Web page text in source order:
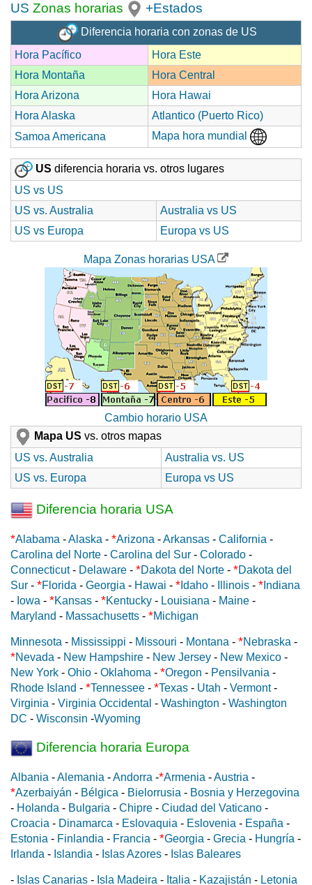
US Zonas horarias +Estados
Diferencia horaria con zonas de US
Hora Pacífico
Hora Este
Hora Montaña
Hora Central
Hora Arizona
Hora Hawai
Hora Alaska
Atlantico (Puerto Rico)
Samoa Americana
Mapa hora mundial
US diferencia horaria vs. otros lugares
US vs US
US vs. Australia
Australia vs US
US vs Europa
Europa vs US
Mapa Zonas horarias USA
Cambio horario USA
Mapa US vs. otros mapas
US vs. Australia
Australia vs. US
US vs. Europa
Europa vs US
Diferencia horaria USA
*Alabama -Alaska - *Arizona -Arkansas - California -
Carolina del Norte - Carolina del Sur - Colorado -
Connecticut- Delaware - *Dakota del Norte - *Dakota del
Sur - *Florida - Georgia - Hawai - * Idaho - Illinois - * Indiana
- Iowa - *Kansas - *Kentucky - Louisiana - Maine -
Maryland - Massachusetts - *Michigan
Minnesota - Mississippi - Missouri - Montana - *Nebraska -
*Nevada - New Hampshire - New Jersey - New Mexico -
New York - Ohio - Oklahoma - *Oregon - Pensilvania -
Rhode Island - *Tennessee - *Texas - Utah - Vermont-
Virginia - Virginia Occidental - Washington - Washington
DC - Wisconsin -Wyoming
Diferencia horaria Europa
Albania -Alemania -Andorra -*Armenia -Austria -
*Azerbaiyán - Bélgica - Bielorrusia - Bosnia y Herzegovina
- Holanda - Bulgaria - Chipre - Ciudad del Vaticano -
Croacia - Dinamarca - Eslovaquia - Eslovenia - España -
Estonia - Finlandia - Francia - *Georgia - Grecia - Hungría -
Irlanda - Islandia - Islas Azores - Islas Baleares
- Islas Canarias - Isla Madeira - Italia - Kazajistán - Letonia